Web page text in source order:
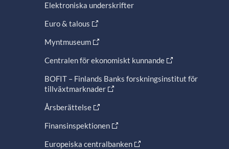
Elektroniska underskrifter
Euro & talous
Myntmuseum
Centralen för ekonomiskt kunnande
BOFIT – Finlands Banks forskningsinstitut för
tillväxtmarknader
Årsberättelse
Finansinspektionen
Europeiska centralbanken